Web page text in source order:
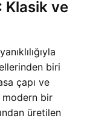
Klasik ve
biri
çapı ve
modern bir
üretilen